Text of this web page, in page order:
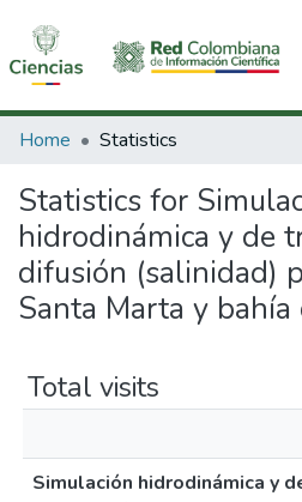
Communities & Collections
All of DSpace
Home Statistics
Statistics for
hidrodinámica y de
difusión (salinidad)
Santa Marta y bahía
Total visits
Simulación hidrodinámica y